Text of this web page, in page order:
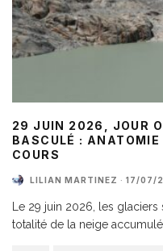
29 JUIN 2026, JOUR
BASCULÉ : ANATOMIE
COURS
LILIAN MARTINEZ · 17/07/
Le 29 juin 2026, les
totalité de la neige